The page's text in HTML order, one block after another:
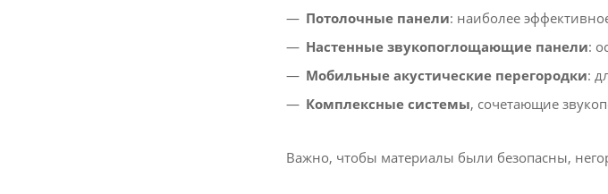
Потолочные панели: наиболее
Настенные звукопоглощающие панели:
Мобильные акустические перегородки:
Комплексные системы, сочетающие
Важно, чтобы материалы были безопасны,